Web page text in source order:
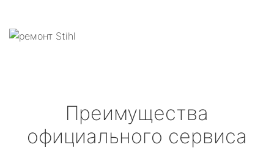
Преимущества
официального сервиса